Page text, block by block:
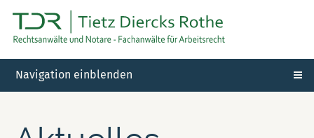
Navigation einblenden